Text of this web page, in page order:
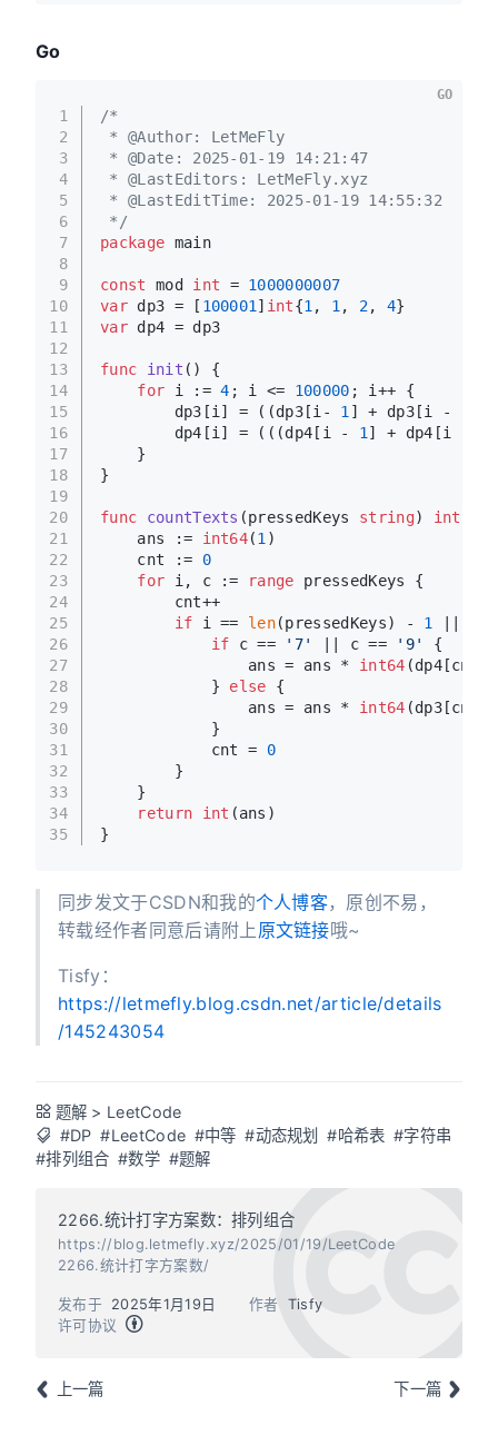
Go
1
2
3
4
5
6
7
8
9
10
11
12
13
14
15
16
17
18
19
20
21
22
23
24
25
26
27
28
29
30
31
32
33
34
35
/*
* @Author: LetMeFly
* @Date: 2025-01-19 14:21:47
* @LastEditors: LetMeFly.xyz
* @LastEditTime: 2025-01-19 14:55:32
*/
package main
const mod int = 1000000007
var dp3 = [ 100001 ] int{1 , 1 , 2, 4}
var dp4 = dp3
func init ()
{
for i := 4 ; i <= 100000 ; i++ {
        dp3[i] = ((dp3[i-
1 ] + dp3[i -
        dp4[i] = (((dp4[i -
1 ] + dp4[i -
    }
}
func countTexts (pressedKeys string) int
    ans :=
int64(1 )
    cnt :=
0
for i, c := range pressedKeys {
        cnt++
if i == len(pressedKeys) - 1
if c == '7' || c == '9'
{
                ans = ans *
int64
            }
else {
                ans = ans *
int64
            }
            cnt =
0
        }
    }
return
int (ans)
}
GO
同步发文于CSDN和我的个人博客，原创不易，
转载经作者同意后请附上 原文链接哦~
Tisfy：
https://letmefly.blog.csdn.net/article/details
/145243054
题解 > LeetCode
#DP #LeetCode #中等 #动态规划 #哈希表 #字符串
#排列组合 #数学 #题解
2266.统计打字方案数：排列组合
https://blog.letmefly.xyz/2025/01/19/LeetCode
2266.统计打字方案数/
作者 Tisfy
发布于
2025年1月19日
许可协议
上一篇 下一篇